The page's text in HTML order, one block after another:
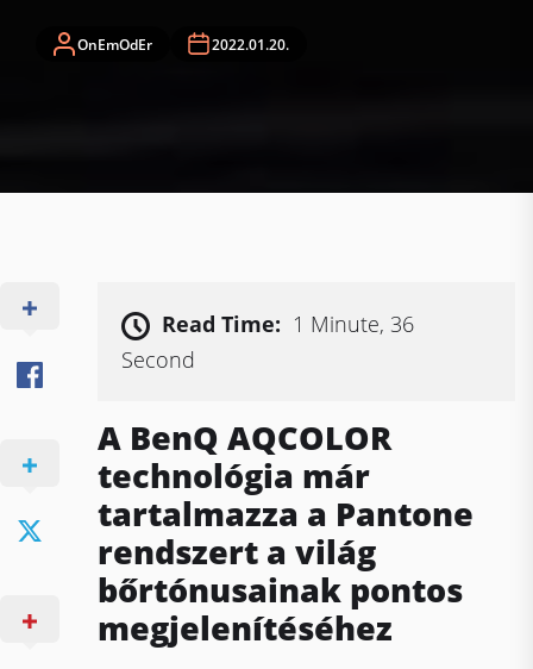
OnEmOdEr 2022.01.20.
Read Time: 1 Minute, 36
Second
A BenQ AQCOLOR
technológia már
tartalmazza a Pantone
rendszert a világ
bőrtónusainak pontos
megjelenítéséhez